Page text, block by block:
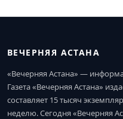
ВЕЧЕРНЯЯ АСТАНА
«Вечерняя Астана» —
Газета «Вечерняя Астана»
составляет 15 тысяч
неделю. Сегодня «Вечерняя